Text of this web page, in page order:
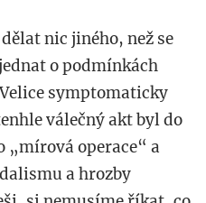
nic jiného, než se
o podmínkách
symptomaticky
válečný akt byl do
„mírová operace“ a
a hrozby